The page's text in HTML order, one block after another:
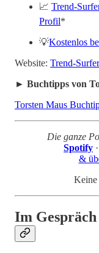
📈 Trend-
Profil*
💡Kostenlos
Website: Trend-Surfer
► Buchtipps von
Torsten Maus
Die ganze
Spotify ·
&
Keine
Im